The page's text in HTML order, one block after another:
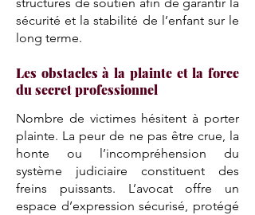
sécurité et la stabilité de l’enfant sur le
long terme.
Les obstacles à la plainte et la force
du secret professionnel
Nombre de victimes hésitent à porter
plainte. La peur de ne pas être crue, la
honte ou l’incompréhension du
système judiciaire constituent des
freins puissants. L’avocat offre un
espace d’expression sécurisé, protégé